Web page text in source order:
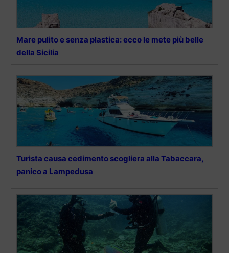
Mare pulito e senza plastica: ecco le mete più belle
della Sicilia
Turista causa cedimento scogliera alla Tabaccara,
panico a Lampedusa